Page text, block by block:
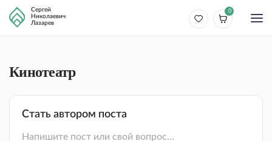
Сергей
Николаевич
Лазарев
0
Кинотеатр
Стать автором поста
Напишите пост или свой вопрос...